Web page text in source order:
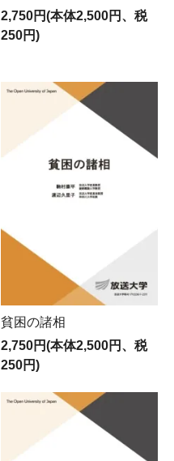
2,750円(本体2,500円、税
250円)
貧困の諸相
2,750円(本体2,500円、税
250円)